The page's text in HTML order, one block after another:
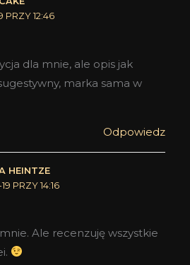
PRZY 12:46
dla mnie, ale opis jak
marka sama w
Odpowiedz
HEINTZE
PRZY 14:16
Ale recenzuję wszystkie